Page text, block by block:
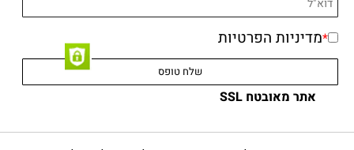
*מדיניות הפרטיות
אתר מאובטח SSL